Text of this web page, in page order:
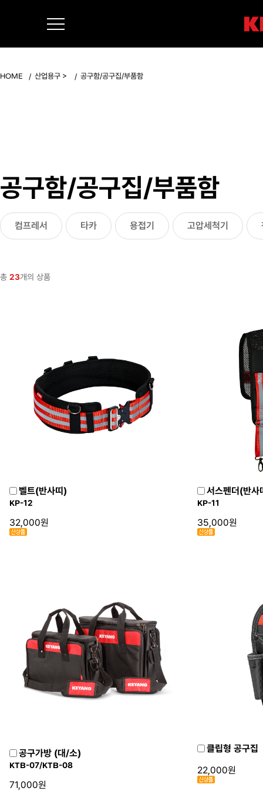
HOME 산업용구 > 공구함/공구집/부품함
공구함/공구집/부품함
컴프레서 타카 용접기 고압세척기
총 23개의 상품
벨트(반사띠)
KP-12
32,000원
서스펜더(반사
KP-11
35,000원
공구가방 (대/소)
KTB-07/KTB-08
71,000원
클립형 공구집
22,000원